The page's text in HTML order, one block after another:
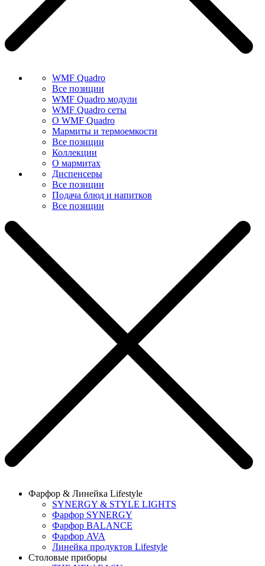
WMF Quadro
Все позиции
WMF Quadro модули
WMF Quadro сеты
О WMF Quadro
Мармиты и термоемкости
Все позиции
Коллекции
О мармитах
Диспенсеры
Все позиции
Подача блюд и напитков
Все позиции
Фарфор & Линейка Lifestyle
SYNERGY & STYLE LIGHTS
Фарфор SYNERGY
Фарфор BALANCE
Фарфор AVA
Линейка продуктов Lifestyle
Столовые приборы